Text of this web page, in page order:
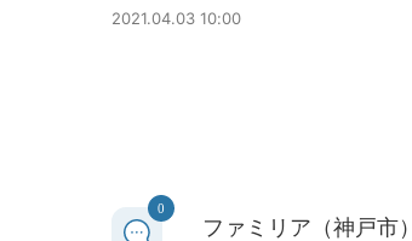
2021.04.03 10:00
0
ファミリア（神戸市